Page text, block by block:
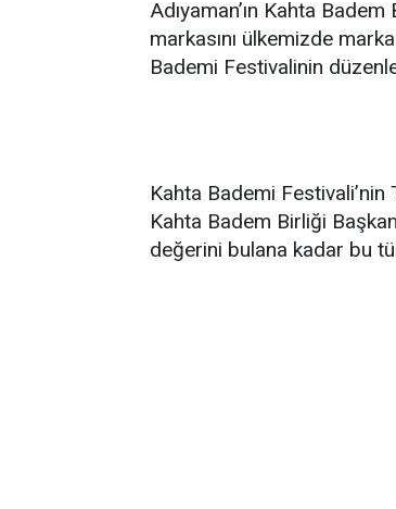
Adıyaman’ın Kahta
markasını ülkemizde
Bademi Festivalinin
Kahta Bademi
Kahta Badem Birliği
değerini bulana kadar bu